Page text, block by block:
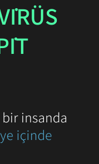
Bilim
insanda
içinde